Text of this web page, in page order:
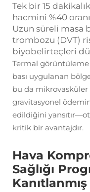
Tek bir 15
hacmini %40
Uzun süreli masa
trombozu (DVT)
biyobelirteçleri
Termal
bası uygulanan
bu da mikrovasküler
gravitasyonel
edildiğini
kritik bir avantajdır.
Hava
Sağlığı